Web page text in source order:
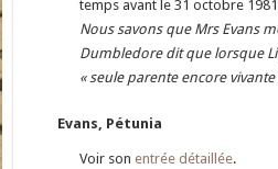
temps avant le 31 octobre
Nous savons que Mrs Evans
Dumbledore dit que lorsque
« seule parente encore vivante
Evans, Pétunia
Voir son entrée détaillée.